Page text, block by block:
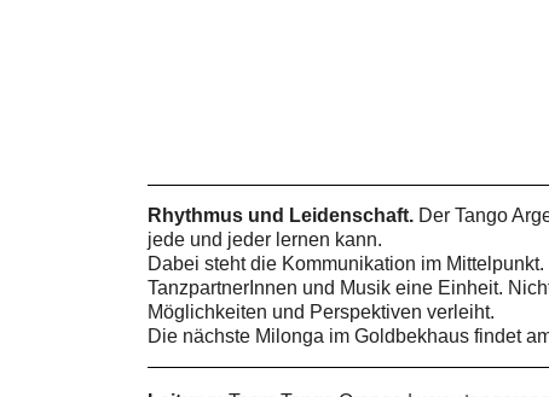
Rhythmus und Leidenschaft. Der Tango
jede und jeder lernen kann.
Dabei steht die Kommunikation im
TanzpartnerInnen und Musik eine Einheit.
Möglichkeiten und Perspektiven verleiht.
Die nächste Milonga im Goldbekhaus findet